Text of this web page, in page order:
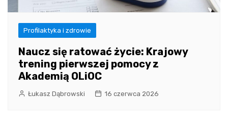
Profilaktyka i zdrowie
Naucz się ratować życie: Krajowy
trening pierwszej pomocy z
Akademią OLiOC
Łukasz Dąbrowski 16 czerwca 2026